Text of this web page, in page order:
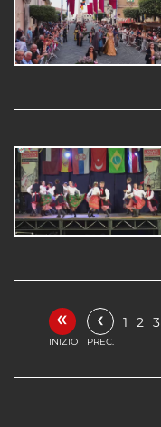
«
INIZIO
‹
PREC.
1 2 3